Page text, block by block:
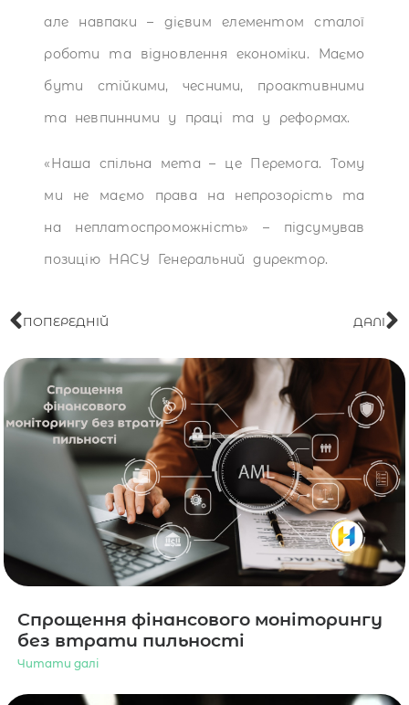
але навпаки – дієвим елементом сталої
роботи та відновлення економіки. Маємо
бути стійкими, чесними, проактивними
та невпинними у праці та у реформах.
«Наша спільна мета – це Перемога. Тому
ми не маємо права на непрозорість та
на неплатоспроможність» – підсумував
позицію НАСУ Генеральний директор.
ПОПЕРЕДНІЙ ДАЛІ
Спрощення фінансового моніторингу
без втрати пильності​
Читати далі